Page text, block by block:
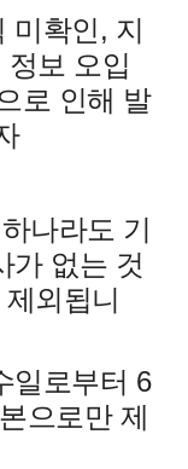
미확인, 지
정보 오입
로 인해 발
나라도 기
가 없는 것
외됩니
일로부터 6
으로만 제